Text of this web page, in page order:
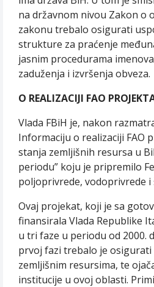
na državnom nivou Zakon o
zakonu trebalo osigurati
strukture za praćenje
jasnim procedurama
zaduženja i izvršenja obveza.
O REALIZACIJI FAO
Vlada FBiH je, nakon
Informaciju o realizaciji FAO
stanja zemljišnih resursa u
periodu” koju je pripremilo
poljoprivrede, vodoprivrede i
Ovaj projekat, koji je sa
finansirala Vlada Republike
u tri faze u periodu od 2000.
prvoj fazi trebalo je
zemljišnim resursima, te
institucije u ovoj oblasti.